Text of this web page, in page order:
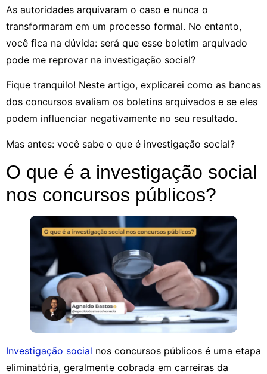
As autoridades arquivaram o caso e nunca o
transformaram em um processo formal. No entanto,
você fica na dúvida: será que esse boletim arquivado
pode me reprovar na investigação social?
Fique tranquilo! Neste artigo, explicarei como as bancas
dos concursos avaliam os boletins arquivados e se eles
podem influenciar negativamente no seu resultado.
Mas antes: você sabe o que é investigação social?
O que é a investigação social
nos concursos públicos?
Investigação social nos concursos públicos é uma etapa
eliminatória, geralmente cobrada em carreiras da